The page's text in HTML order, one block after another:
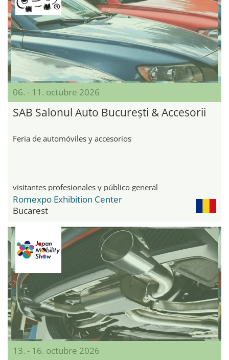
06. - 11. octubre 2026
SAB Salonul Auto București & Accesorii
Feria de automóviles y accesorios
visitantes profesionales y público general
Romexpo Exhibition Center
Bucarest
13. - 16. octubre 2026